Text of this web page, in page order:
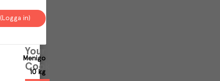
in)
Menigo
10 kg
Your
Cookies